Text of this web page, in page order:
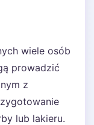
wiele osób
prowadzić
z
lub lakieru.